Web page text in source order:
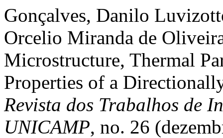
Gonçalves, Danilo
Orcelio Miranda de
Microstructure, Thermal
Properties of a
Revista dos Trabalhos de
UNICAMP, no. 26